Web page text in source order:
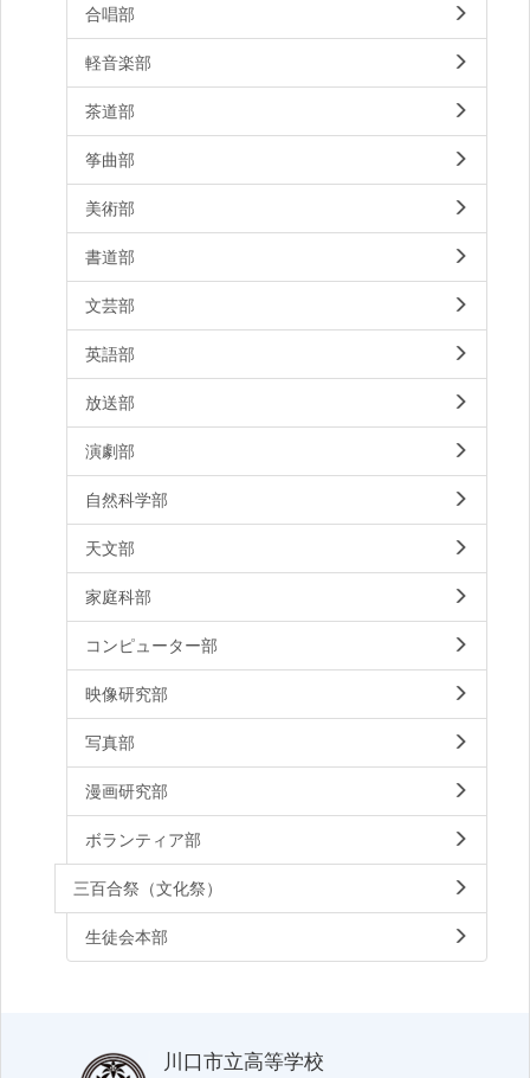
合唱部
軽音楽部
茶道部
筝曲部
美術部
書道部
文芸部
英語部
放送部
演劇部
自然科学部
天文部
家庭科部
コンピューター部
映像研究部
写真部
漫画研究部
ボランティア部
三百合祭（文化祭）
生徒会本部
川口市立高等学校